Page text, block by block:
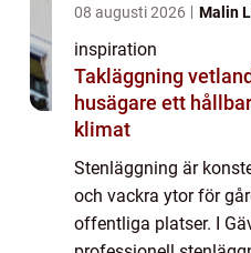
08 augusti 2026 Malin
inspiration
Takläggning vetlanda så
husägare ett
klimat
Stenläggning är
och vackra ytor för
offentliga platser. I